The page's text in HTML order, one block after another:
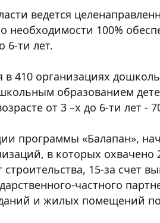
ведется
о необходимости 100%
6-ти лет.
410 организациях
образованием
от 3 –х до 6-ти лет -
программы «Балапан»,
в которых охвачено
строительства, 15-за счет
частного
и жилых помещений